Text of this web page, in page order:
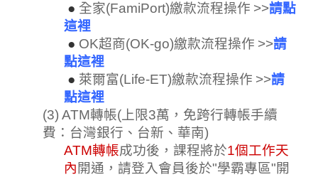
● 全家(FamiPort)繳款流程操作 >>請點
這裡
● OK超商(OK-go)繳款流程操作 >>請
點這裡
● 萊爾富(Life-ET)繳款流程操作 >>請
點這裡
(3) ATM轉帳(上限3萬， 免跨行轉帳手續
費 ：台灣銀行、台新、華南)
ATM轉帳成功後，課程將於1個工作天
內 開通，請登入會員後於"學霸專區"開